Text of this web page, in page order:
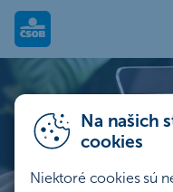
Na našich
cookies
Niektoré cookies sú
Ako sa naučiť